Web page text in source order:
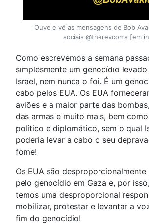
Ouve e vê as mensagens de Bob
sociais @therevcoms [em
Como escrevemos a semana
simplesmente um genocídio
Israel, nem nunca o foi. É um
cabo pelos EUA. Os EUA
aviões e a maior parte das
das armas e muito mais, bem
político e diplomático, sem o qual
poderia levar a cabo o seu
fome!
Os EUA são desproporcionalmente
pelo genocídio em Gaza e, por
temos uma desproporcional
mobilizar, protestar e levantar a
fim do genocídio!